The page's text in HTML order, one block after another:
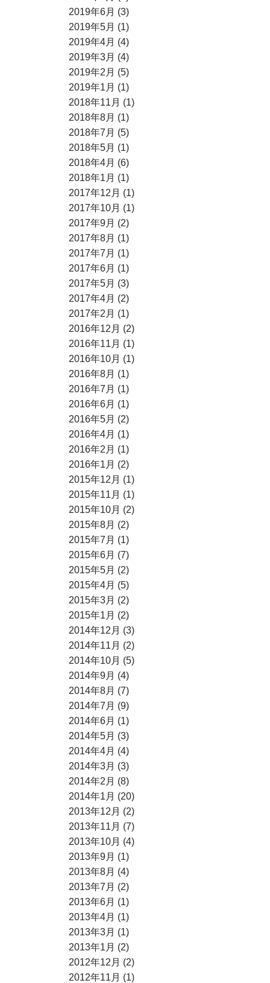
2019年6月 (3)
2019年5月 (1)
2019年4月 (4)
2019年3月 (4)
2019年2月 (5)
2019年1月 (1)
2018年11月 (1)
2018年8月 (1)
2018年7月 (5)
2018年5月 (1)
2018年4月 (6)
2018年1月 (1)
2017年12月 (1)
2017年10月 (1)
2017年9月 (2)
2017年8月 (1)
2017年7月 (1)
2017年6月 (1)
2017年5月 (3)
2017年4月 (2)
2017年2月 (1)
2016年12月 (2)
2016年11月 (1)
2016年10月 (1)
2016年8月 (1)
2016年7月 (1)
2016年6月 (1)
2016年5月 (2)
2016年4月 (1)
2016年2月 (1)
2016年1月 (2)
2015年12月 (1)
2015年11月 (1)
2015年10月 (2)
2015年8月 (2)
2015年7月 (1)
2015年6月 (7)
2015年5月 (2)
2015年4月 (5)
2015年3月 (2)
2015年1月 (2)
2014年12月 (3)
2014年11月 (2)
2014年10月 (5)
2014年9月 (4)
2014年8月 (7)
2014年7月 (9)
2014年6月 (1)
2014年5月 (3)
2014年4月 (4)
2014年3月 (3)
2014年2月 (8)
2014年1月 (20)
2013年12月 (2)
2013年11月 (7)
2013年10月 (4)
2013年9月 (1)
2013年8月 (4)
2013年7月 (2)
2013年6月 (1)
2013年4月 (1)
2013年3月 (1)
2013年1月 (2)
2012年12月 (2)
2012年11月 (1)